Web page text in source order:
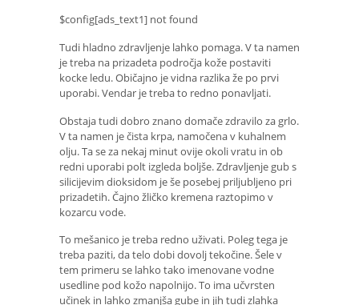
$config[ads_text1] not found
Tudi hladno zdravljenje lahko pomaga. V ta namen
je treba na prizadeta področja kože postaviti
kocke ledu. Običajno je vidna razlika že po prvi
uporabi. Vendar je treba to redno ponavljati.
Obstaja tudi dobro znano domače zdravilo za grlo.
V ta namen je čista krpa, namočena v kuhalnem
olju. Ta se za nekaj minut ovije okoli vratu in ob
redni uporabi polt izgleda boljše. Zdravljenje gub s
silicijevim dioksidom je še posebej priljubljeno pri
prizadetih. Čajno žličko kremena raztopimo v
kozarcu vode.
To mešanico je treba redno uživati. Poleg tega je
treba paziti, da telo dobi dovolj tekočine. Šele v
tem primeru se lahko tako imenovane vodne
usedline pod kožo napolnijo. To ima učvrsten
učinek in lahko zmanjša gube in jih tudi zlahka